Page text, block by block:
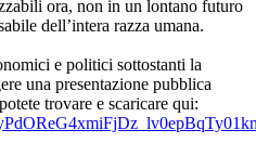
ora, non in un lontano futuro
dell’intera razza umana.
e politici sottostanti la
una presentazione pubblica
trovare e scaricare qui: